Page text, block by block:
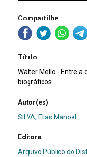
Compartilhe
Título
Walter Mello - Entre a
biográficos
Autor(es)
SILVA, Elias Manoel
Editora
Arquivo Público do